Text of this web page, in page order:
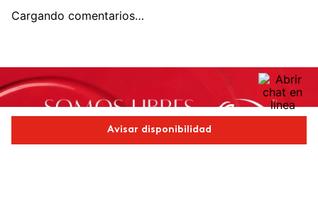
Avisar disponibilidad
Cargando comentarios…